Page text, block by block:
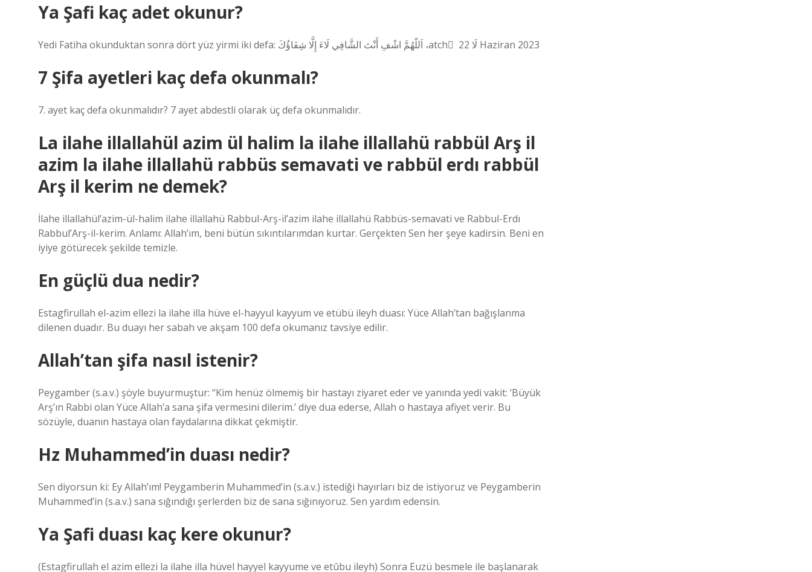
Ya Şafi kaç adet okunur?
Yedi Fatiha okunduktan sonra dört yüz yirmi iki defa: اَللّهُمَّ اشْفِ أَنْتَ الشَّافِي لَاءَ إِلَّا شِفَاؤُكَ ،atch ً لَا 22 Haziran 2023
7 Şifa ayetleri kaç defa okunmalı?
7. ayet kaç defa okunmalıdır? 7 ayet abdestli olarak üç defa okunmalıdır.
La ilahe illallahül azim ül halim la ilahe illallahü rabbül Arş il
azim la ilahe illallahü rabbüs semavati ve rabbül erdı rabbül
Arş il kerim ne demek?
İlahe illallahül’azim-ül-halim ilahe illallahü Rabbul-Arş-il’azim ilahe illallahü Rabbüs-semavati ve Rabbul-Erdı
Rabbul’Arş-il-kerim. Anlamı: Allah’ım, beni bütün sıkıntılarımdan kurtar. Gerçekten Sen her şeye kadirsin. Beni en
iyiye götürecek şekilde temizle.
En güçlü dua nedir?
Estagfirullah el-azim ellezi la ilahe illa hüve el-hayyul kayyum ve etübü ileyh duası: Yüce Allah’tan bağışlanma
dilenen duadır. Bu duayı her sabah ve akşam 100 defa okumanız tavsiye edilir.
Allah’tan şifa nasıl istenir?
Peygamber (s.a.v.) şöyle buyurmuştur: “Kim henüz ölmemiş bir hastayı ziyaret eder ve yanında yedi vakit: ‘Büyük
Arş’ın Rabbi olan Yüce Allah’a sana şifa vermesini dilerim.’ diye dua ederse, Allah o hastaya afiyet verir. Bu
sözüyle, duanın hastaya olan faydalarına dikkat çekmiştir.
Hz Muhammed’in duası nedir?
Sen diyorsun ki: Ey Allah’ım! Peygamberin Muhammed’in (s.a.v.) istediği hayırları biz de istiyoruz ve Peygamberin
Muhammed’in (s.a.v.) sana sığındığı şerlerden biz de sana sığınıyoruz. Sen yardım edensin.
Ya Şafi duası kaç kere okunur?
(Estagfirullah el azim ellezi la ilahe illa hüvel hayyel kayyume ve etûbu ileyh) Sonra Euzü besmele ile başlanarak